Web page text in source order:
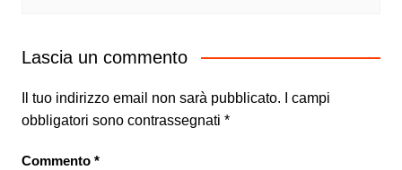
Lascia un commento
Il tuo indirizzo email non sarà pubblicato.
I campi
obbligatori sono contrassegnati *
Commento *